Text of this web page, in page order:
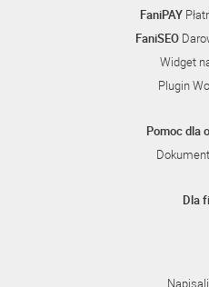
FaniPAY
FaniSEO
Widget
Plugin
Pomoc dla
Dla